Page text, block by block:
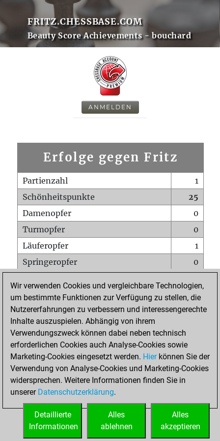
FRITZ.CHESSBASE.COM
Beauty Score Achievements - bouchard
ANMELDEN
Erfolge gegen Fritz
Partienzahl
1
Schönheitspunkte
25
Damenopfer
0
Turmopfer
0
Läuferopfer
1
Springeropfer
0
Matt auf vollem Brett
0
Bauer setzt Matt
0
Erstickte Matts
Unterverwandlungen
Türme auf der siebten
0
STARTSEITE
Wir verwenden Cookies und vergleichbare Technologien,
um bestimmte Funktionen zur Verfügung zu stellen, die
Nutzererfahrungen zu verbessern und interessengerechte
Inhalte auszuspielen. Abhängig von ihrem
Verwendungszweck können dabei neben technisch
erforderlichen Cookies auch Analyse-Cookies sowie
Marketing-Cookies eingesetzt werden. Hierkönnen Sie der
Verwendung von Analyse-Cookies und Marketing-Cookies
widersprechen. Weitere Informationen finden Sie in
unserer Datenschutzerklärung.
Alles
akzeptieren
Alles
ablehnen
Detaillierte
Informationen